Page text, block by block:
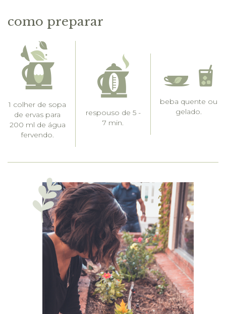
como preparar
1 colher de sopa
de ervas para
200 ml de água
fervendo.
respouso de 5 -
7 min.
beba quente ou
gelado.